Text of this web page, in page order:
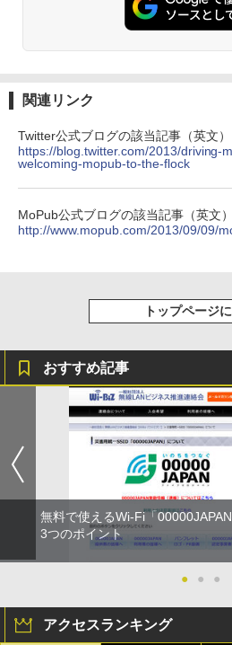
関連リンク
Twitter公式ブログの該当記事（英文）
https://blog.twitter.com/2013/driving-
welcoming-mopub-to-the-flock
MoPub公式ブログの該当記事（英文）
http://www.mopub.com/2013/09/09/
トップページ
おすすめ記事
無料で使えるWi-Fi「
3つのポイント
● ● ●
アクセスランキング